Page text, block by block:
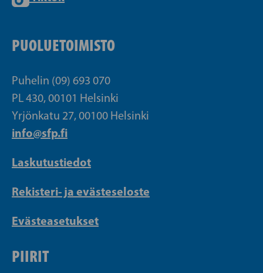
PUOLUETOIMISTO
Puhelin (09) 693 070
PL 430, 00101 Helsinki
Yrjönkatu 27, 00100 Helsinki
info@sfp.fi
Laskutustiedot
Rekisteri- ja evästeseloste
Evästeasetukset
PIIRIT